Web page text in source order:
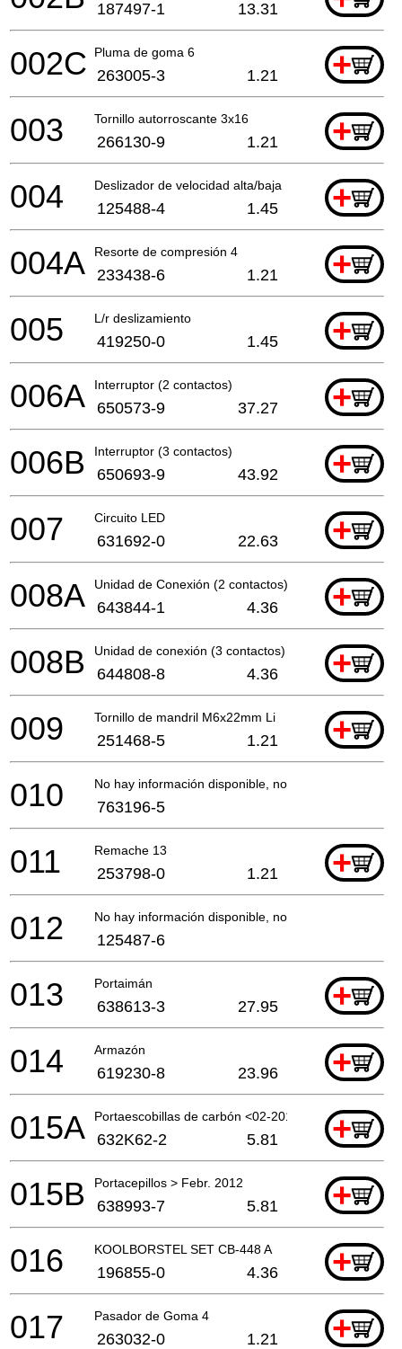
187497-1 13.31
Pluma de goma 6 +
002C 263005-3 1.21
Tornillo autorroscante 3x16 +
003 266130-9 1.21
Deslizador de velocidad alta/baja +
004 125488-4 1.45
Resorte de compresión 4 +
004A 233438-6 1.21
L/r deslizamiento +
005 419250-0 1.45
Interruptor (2 contactos) +
006A 650573-9 37.27
Interruptor (3 contactos) +
006B 650693-9 43.92
Circuito LED +
007 631692-0 22.63
Unidad de Conexión (2 contactos) +
008A 643844-1 4.36
Unidad de conexión (3 contactos) +
008B 644808-8 4.36
Tornillo de mandril M6x22mm Li +
009 251468-5 1.21
No hay información disponible, no se puede pedir
010 763196-5
Remache 13 +
011 253798-0 1.21
No hay información disponible, no se puede pedir
012 125487-6
Portaimán +
013 638613-3 27.95
Armazón +
014 619230-8 23.96
Portaescobillas de carbón <02-2012 A +
015A 632K62-2 5.81
Portacepillos > Febr. 2012 +
015B 638993-7 5.81
KOOLBORSTEL SET CB-448 A +
016 196855-0 4.36
Pasador de Goma 4 +
017 263032-0 1.21